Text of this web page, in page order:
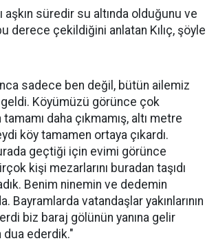
aşkın süredir su altında olduğunu ve
derece çekildiğini anlatan Kılıç, şöyle
sadece ben değil, bütün ailemiz
Köyümüzü görünce çok
daha çıkmamış, altı metre
köy tamamen ortaya çıkardı.
geçtiği için evimi görünce
kişi mezarlarını buradan taşıdı
Benim ninemin ve dedemin
Bayramlarda vatandaşlar yakınlarının
biz baraj gölünün yanına gelir
dua ederdik."